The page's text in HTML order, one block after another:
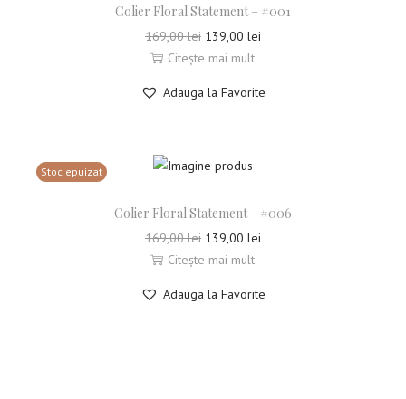
Colier Floral Statement – #001
169,00lei 139,00 lei
Citește mai mult
Adauga la Favorite
Stoc epuizat
Colier Floral Statement – #006
169,00lei 139,00 lei
Citește mai mult
Adauga la Favorite